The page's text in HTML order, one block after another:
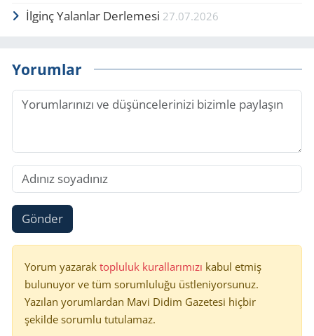
İlginç Yalanlar Derlemesi 27.07.2026
Yorumlar
Gönder
Yorum yazarak topluluk kurallarımızı kabul etmiş
bulunuyor ve tüm sorumluluğu üstleniyorsunuz.
Yazılan yorumlardan Mavi Didim Gazetesi hiçbir
şekilde sorumlu tutulamaz.